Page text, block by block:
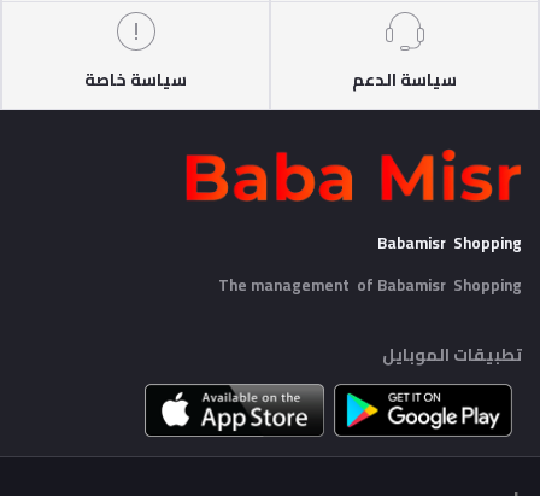
سياسة الدعم سياسة خاصة
Babamisr Shopping
The management of Babamisr Shopping
تطبيقات الموبايل